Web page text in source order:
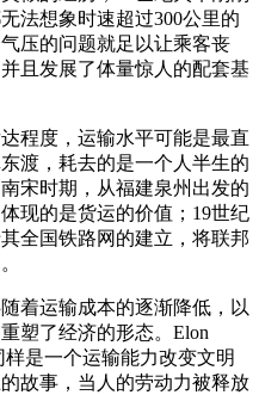
法想象时速超过300公里的
压的问题就足以让乘客丧
且发展了体量惊人的配套基
度，运输水平可能是最直
渡，耗去的是一个人半生的
宋时期，从福建泉州出发的
现的是货运的价值；19世纪
全国铁路网的建立，将联邦
运输成本的逐渐降低，以
塑了经济的形态。Elon
是一个运输能力改变文明
故事，当人的劳动力被释放